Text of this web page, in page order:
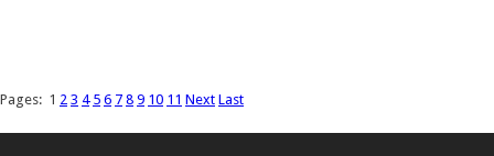
Pages: 1 2 3 4 5 6 7 8 9 10 11 Next Last